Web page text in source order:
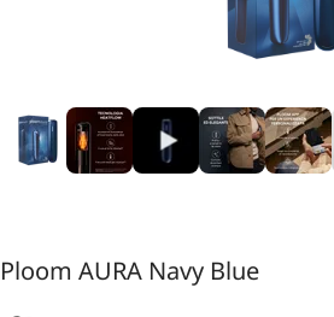
Ploom AURA Navy Blue